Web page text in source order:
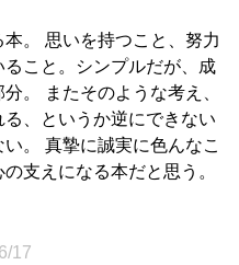
。 思いを持つこと、努力
こと。シンプルだが、成
。 またそのような考え、
、というか逆にできない
。 真摯に誠実に色んなこ
支えになる本だと思う。
17